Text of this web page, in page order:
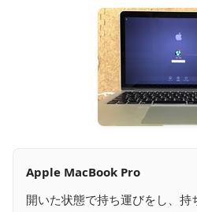
Apple MacBook Pro
開いた状態で持ち運びをし、